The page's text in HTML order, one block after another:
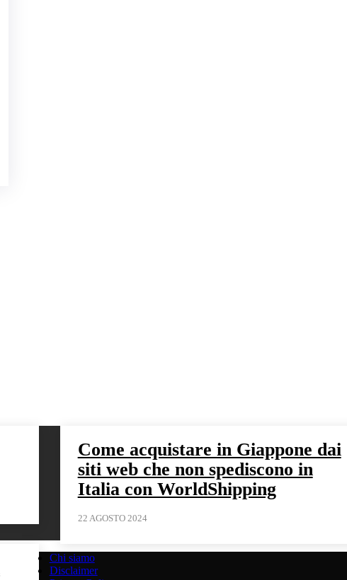
Come acquistare in Giappone dai
siti web che non spediscono in
Italia con WorldShipping
22 AGOSTO 2024
Chi siamo
Disclaimer